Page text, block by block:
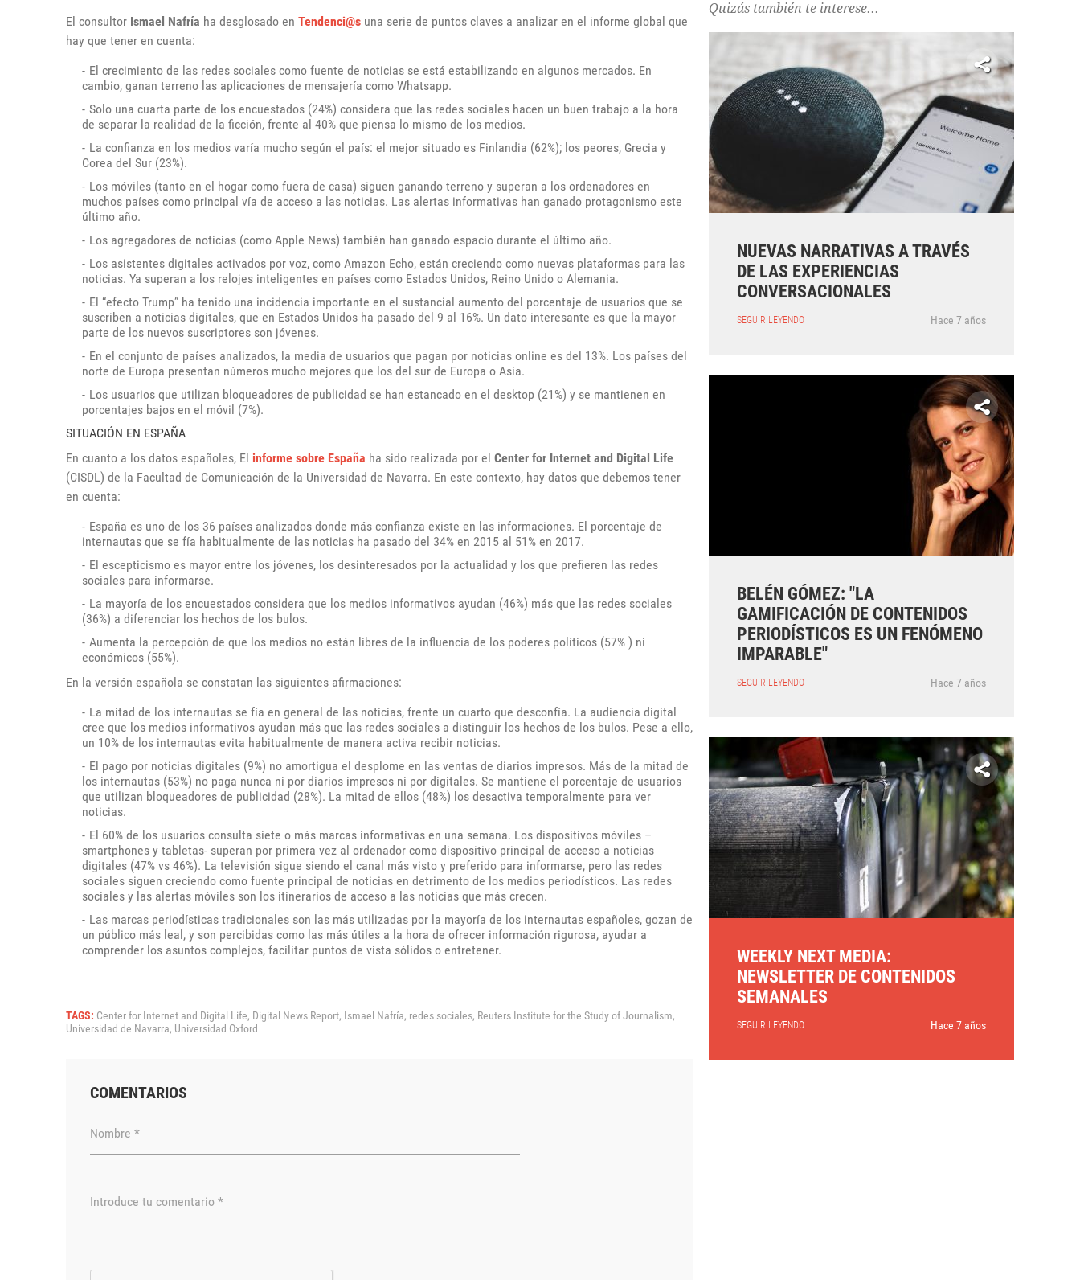
El consultor Ismael Nafría ha desglosado en Tendenci@s una serie de puntos claves a analizar en el informe global que
hay que tener en cuenta:
El crecimiento de las redes sociales como fuente de noticias se está estabilizando en algunos mercados. En
cambio, ganan terreno las aplicaciones de mensajería como Whatsapp.
Solo una cuarta parte de los encuestados (24%) considera que las redes sociales hacen un buen trabajo a la hora
de separar la realidad de la ficción, frente al 40% que piensa lo mismo de los medios.
La confianza en los medios varía mucho según el país: el mejor situado es Finlandia (62%); los peores, Grecia y
Corea del Sur (23%).
Los móviles (tanto en el hogar como fuera de casa) siguen ganando terreno y superan a los ordenadores en
muchos países como principal vía de acceso a las noticias. Las alertas informativas han ganado protagonismo este
último año.
Los agregadores de noticias (como Apple News) también han ganado espacio durante el último año.
Los asistentes digitales activados por voz, como Amazon Echo, están creciendo como nuevas plataformas para las
noticias. Ya superan a los relojes inteligentes en países como Estados Unidos, Reino Unido o Alemania.
El “efecto Trump” ha tenido una incidencia importante en el sustancial aumento del porcentaje de usuarios que se
suscriben a noticias digitales, que en Estados Unidos ha pasado del 9 al 16%. Un dato interesante es que la mayor
parte de los nuevos suscriptores son jóvenes.
En el conjunto de países analizados, la media de usuarios que pagan por noticias online es del 13%. Los países del
norte de Europa presentan números mucho mejores que los del sur de Europa o Asia.
Los usuarios que utilizan bloqueadores de publicidad se han estancado en el desktop (21%) y se mantienen en
porcentajes bajos en el móvil (7%).
SITUACIÓN EN ESPAÑA
En cuanto a los datos españoles, El informe sobre España ha sido realizada por el Center for Internet and Digital Life
(CISDL) de la Facultad de Comunicación de la Universidad de Navarra. En este contexto, hay datos que debemos tener
en cuenta:
España es uno de los 36 países analizados donde más confianza existe en las informaciones. El porcentaje de
internautas que se fía habitualmente de las noticias ha pasado del 34% en 2015 al 51% en 2017.
El escepticismo es mayor entre los jóvenes, los desinteresados por la actualidad y los que prefieren las redes
sociales para informarse.
La mayoría de los encuestados considera que los medios informativos ayudan (46%) más que las redes sociales
(36%) a diferenciar los hechos de los bulos.
Aumenta la percepción de que los medios no están libres de la influencia de los poderes políticos (57% ) ni
económicos (55%).
En la versión española se constatan las siguientes afirmaciones:
La mitad de los internautas se fía en general de las noticias, frente un cuarto que desconfía. La audiencia digital
cree que los medios informativos ayudan más que las redes sociales a distinguir los hechos de los bulos. Pese a ello,
un 10% de los internautas evita habitualmente de manera activa recibir noticias.
El pago por noticias digitales (9%) no amortigua el desplome en las ventas de diarios impresos. Más de la mitad de
los internautas (53%) no paga nunca ni por diarios impresos ni por digitales. Se mantiene el porcentaje de usuarios
que utilizan bloqueadores de publicidad (28%). La mitad de ellos (48%) los desactiva temporalmente para ver
noticias.
El 60% de los usuarios consulta siete o más marcas informativas en una semana. Los dispositivos móviles –
smartphones y tabletas- superan por primera vez al ordenador como dispositivo principal de acceso a noticias
digitales (47% vs 46%). La televisión sigue siendo el canal más visto y preferido para informarse, pero las redes
sociales siguen creciendo como fuente principal de noticias en detrimento de los medios periodísticos. Las redes
sociales y las alertas móviles son los itinerarios de acceso a las noticias que más crecen.
Las marcas periodísticas tradicionales son las más utilizadas por la mayoría de los internautas españoles, gozan de
un público más leal, y son percibidas como las más útiles a la hora de ofrecer información rigurosa, ayudar a
comprender los asuntos complejos, facilitar puntos de vista sólidos o entretener.
TAGS: Center for Internet and Digital Life, Digital News Report, Ismael Nafría, redes sociales, Reuters Institute for the Study of Journalism,
Universidad de Navarra, Universidad Oxford
COMENTARIOS
Nombre *
Introduce tu comentario *
Quizás también te interese...
NUEVAS NARRATIVAS A TRAVÉS
DE LAS EXPERIENCIAS
CONVERSACIONALES
SEGUIR LEYENDO Hace 7 años
BELÉN GÓMEZ: "LA
GAMIFICACIÓN DE CONTENIDOS
PERIODÍSTICOS ES UN FENÓMENO
IMPARABLE"
SEGUIR LEYENDO Hace 7 años
WEEKLY NEXT MEDIA:
NEWSLETTER DE CONTENIDOS
SEMANALES
SEGUIR LEYENDO Hace 7 años